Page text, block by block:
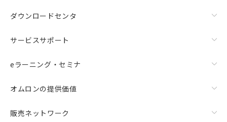
ダウンロードセンタ
サービスサポート
eラーニング・セミナ
オムロンの提供価値
販売ネットワーク